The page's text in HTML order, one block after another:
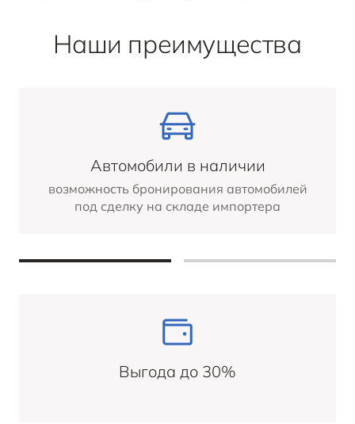
Наши преимущества
Автомобили в наличии
возможность бронирования автомобилей
под сделку на складе импортера
Выгода до 30%